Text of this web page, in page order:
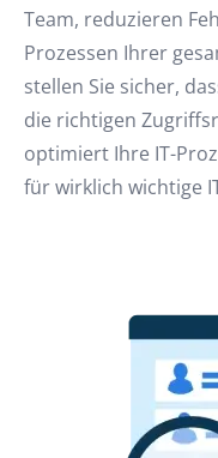
Team, reduzieren
Prozessen Ihrer
stellen Sie sicher,
die richtigen
optimiert Ihre IT-
für wirklich wichtige